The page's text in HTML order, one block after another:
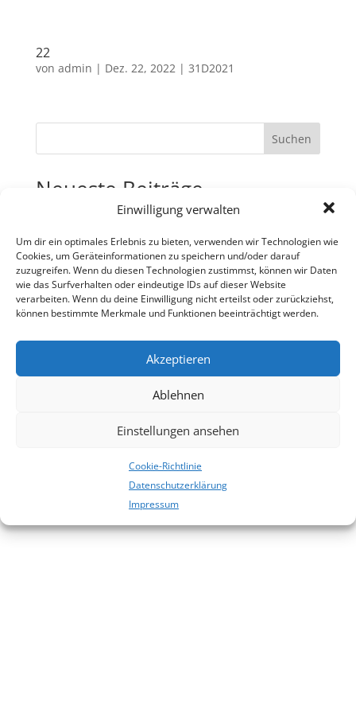
Einwilligung verwalten
Um dir ein optimales Erlebnis zu bieten, verwenden wir Technologien wie
Cookies, um Geräteinformationen zu speichern und/oder darauf
zuzugreifen. Wenn du diesen Technologien zustimmst, können wir Daten
wie das Surfverhalten oder eindeutige IDs auf dieser Website
verarbeiten. Wenn du deine Einwilligung nicht erteilst oder zurückziehst,
können bestimmte Merkmale und Funktionen beeinträchtigt werden.
Akzeptieren
Ablehnen
Einstellungen ansehen
Cookie-Richtlinie
Datenschutzerklärung
Impressum
22
von admin | Dez. 22, 2022| 31D2021
Suchen
Neueste Beiträge
30
29
28
27
Neueste Kommentare